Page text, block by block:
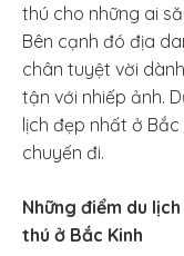
thú cho những ai
Bên cạnh đó địa
chân tuyệt vời
tận với nhiếp ảnh.
lịch đẹp nhất ở
chuyến đi.
Những điểm du
thú ở Bắc Kinh